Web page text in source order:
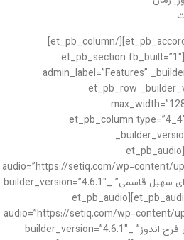
[/et_pb_accordion_item][/et_pb_accordion][/et_pb_column]
[/et_pb_row][/et_pb_section][et_pb_section fb_built=”1″
admin_label=”Features”
collapsed=”on”][et_pb_row
custom_width_px=”1280px”][et_pb_column
custom_padding__hover=”|||”][et_pb_audio
audio=”https://setiq.com/wp-content/
16.mp3″ title=”غزل حافظ با صدای سهیل قاسمی” _builder_version=”4.6.1″
_module_preset=”default”][/et_pb_audio][et_pb_audio
audio=”https://setiq.com/wp-content/
title=”غزل حافظ با صدای فریدون فرح اندوز” _builder_version=”4.6.1″